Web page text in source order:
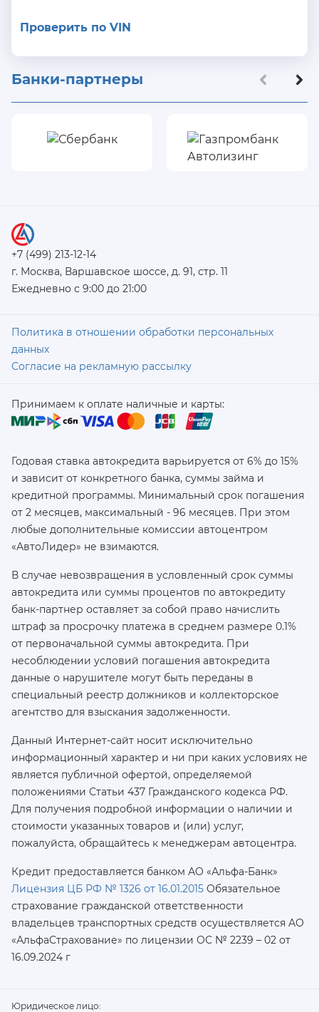
Проверить по VIN
Банки-партнеры
+7 (499) 213-12-14
г. Москва, Варшавское шоссе, д. 91, стр. 11
Ежедневно с 9:00 до 21:00
Политика в отношении обработки персональных
данных
Согласие на рекламную рассылку
Принимаем к оплате наличные и карты:
Годовая ставка автокредита варьируется от 6% до 15%
и зависит от конкретного банка, суммы займа и
кредитной программы. Минимальный срок погашения
от 2 месяцев, максимальный - 96 месяцев. При этом
любые дополнительные комиссии автоцентром
«АвтоЛидер» не взимаются.
В случае невозвращения в условленный срок суммы
автокредита или суммы процентов по автокредиту
банк-партнер оставляет за собой право начислить
штраф за просрочку платежа в среднем размере 0.1%
от первоначальной суммы автокредита. При
несоблюдении условий погашения автокредита
данные о нарушителе могут быть переданы в
специальный реестр должников и коллекторское
агентство для взыскания задолженности.
Данный Интернет-сайт носит исключительно
информационный характер и ни при каких условиях не
является публичной офертой, определяемой
положениями Статьи 437 Гражданского кодекса РФ.
Для получения подробной информации о наличии и
стоимости указанных товаров и (или) услуг,
пожалуйста, обращайтесь к менеджерам автоцентра.
Кредит предоставляется банком АО «Альфа-Банк»
Лицензия ЦБ РФ № 1326 от 16.01.2015 Обязательное
страхование гражданской ответственности
владельцев транспортных средств осуществляется AO
«АльфаСтрахование» по лицензии ОС № 2239 – 02 от
16.09.2024 г
Юридическое лицо: